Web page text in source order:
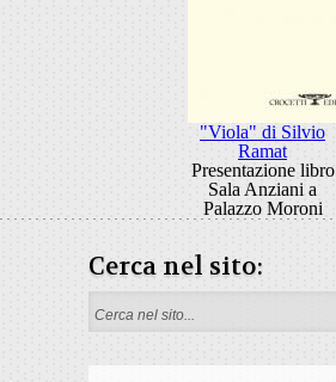
"Viola" di Silvio
Ramat
Presentazione libro
Sala Anziani a
Palazzo Moroni
Cerca nel sito:
Form di ricerca